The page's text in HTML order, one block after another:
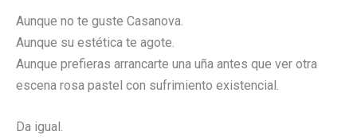
Aunque no te guste Casanova.
Aunque su estética te agote.
Aunque prefieras arrancarte una uña antes que ver otra
escena rosa pastel con sufrimiento existencial.
Da igual.